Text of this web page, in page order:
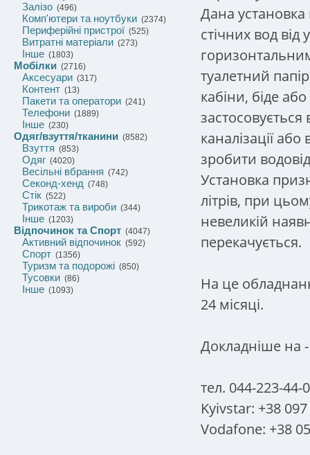
Залізо (496)
Комп'ютери та ноутбуки (2374)
Периферійні пристрої (525)
Витратні матеріали (273)
Інше (1803)
Мобілки (2716)
Аксесуари (317)
Контент (13)
Пакети та оператори (241)
Телефони (1889)
Інше (230)
Одяг/взуття/тканини (8582)
Взуття (853)
Одяг (4020)
Весільні вбрання (742)
Секонд-хенд (748)
Стік (522)
Трикотаж та вироби (344)
Інше (1203)
Відпочинок та Спорт (4047)
Активний відпочинок (592)
Спорт (1356)
Туризм та подорожі (850)
Тусовки (86)
Інше (1093)
Дана
стічних вод від
туалетний
кабіни, біде
каналізації
зробити
Установка
літрів, при
невеликій
перекачується.
На це
24 місяці.
Докладніше на
тел. 044-223-44-
Kyivstar: +38
Vodafone: +38